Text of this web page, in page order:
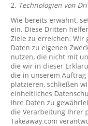
2. Technologien von
Wie bereits erwähnt,
ein. Diese Dritten
Ziele zu erreichen. Wir
Daten zu eigenen
nutzen, die nicht mit
die wir in dieser
die in unserem
platzieren, schließen
einheitliches
Ihre Daten zu
die Verarbeitung Ihrer
Takeaway.com